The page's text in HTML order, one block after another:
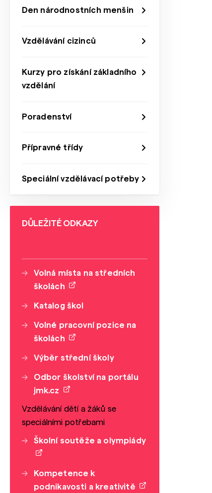
Den národnostních menšin
Vzdělávání cizinců
Kurzy pro získání základního
vzdělání
Poradenství
Přípravné třídy
Speciální vzdělávací potřeby
DŮLEŽITÉ ODKAZY
Volná místa na středních
školách
Katalog škol
Volné pracovní pozice na
školách
Výběr střední školy
Odbor školství na portálu
jmk.cz
Vzdělávání dětí a žáků se
speciálními potřebami
Školní soutěže a olympiády
Kompetence k
podnikavosti a kreativitě